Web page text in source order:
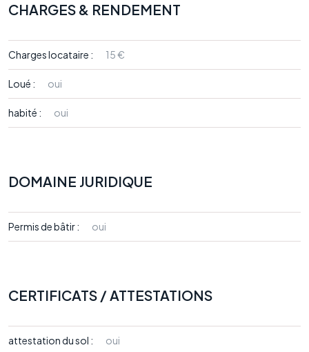
CHARGES & RENDEMENT
Charges locataire : 15 €
Loué : oui
habité : oui
DOMAINE JURIDIQUE
Permis de bâtir : oui
CERTIFICATS / ATTESTATIONS
attestation du sol : oui